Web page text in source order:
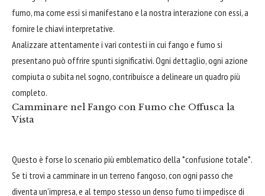
fumo, ma come essi si manifestano e la nostra interazione con essi, a
fornire le chiavi interpretative.
Analizzare attentamente i vari contesti in cui fango e fumo si
presentano può offrire spunti significativi. Ogni dettaglio, ogni azione
compiuta o subita nel sogno, contribuisce a delineare un quadro più
completo.
Camminare nel Fango con Fumo che Offusca la
Vista
Questo è forse lo scenario più emblematico della *confusione totale*.
Se ti trovi a camminare in un terreno fangoso, con ogni passo che
diventa un’impresa, e al tempo stesso un denso fumo ti impedisce di